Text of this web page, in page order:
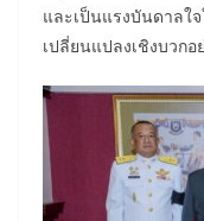
และเป็นแรงบันดาลใ
เปลี่ยนแปลงเชิงบวกอ